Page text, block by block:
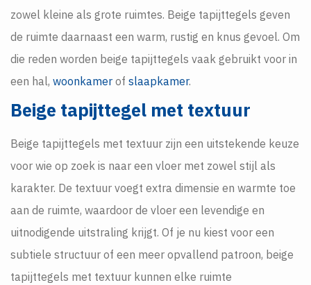
zowel kleine als grote ruimtes. Beige tapijttegels geven
de ruimte daarnaast een warm, rustig en knus gevoel. Om
die reden worden beige tapijttegels vaak gebruikt voor in
een hal, woonkamer of slaapkamer.
Beige tapijttegel met textuur
Beige tapijttegels met textuur zijn een uitstekende keuze
voor wie op zoek is naar een vloer met zowel stijl als
karakter. De textuur voegt extra dimensie en warmte toe
aan de ruimte, waardoor de vloer een levendige en
uitnodigende uitstraling krijgt. Of je nu kiest voor een
subtiele structuur of een meer opvallend patroon, beige
tapijttegels met textuur kunnen elke ruimte